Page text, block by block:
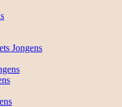
Jongens